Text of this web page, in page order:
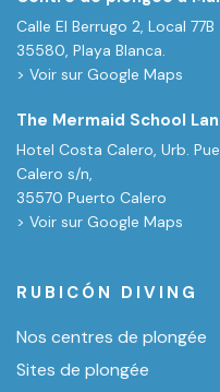
Calle El Berrugo 2, Local 77B
35580, Playa Blanca.
> Voir sur Google Maps
The Mermaid School
Hotel Costa Calero, Urb.
Calero s/n,
35570 Puerto Calero
> Voir sur Google Maps
RUBICÓN DIVING
Nos centres de plongée
Sites de plongée